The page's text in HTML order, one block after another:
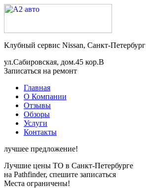
Клубный сервис Nissan, Санкт-Петербург
ул.Сабировская, дом.45 кор.В
Записаться на ремонт
Главная
О Компании
Отзывы
Обзоры
Услуги
Контакты
лучшее предложение!
Лучшие цены ТО в Санкт-Петербурге
на Pathfinder, спешите записаться
Места ограничены!